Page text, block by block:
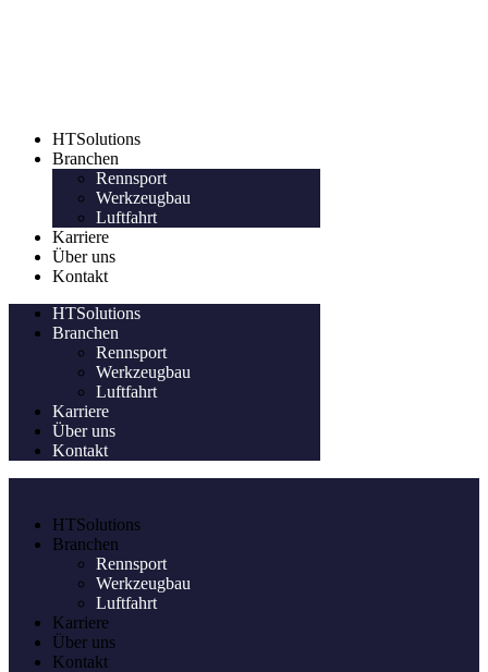
HTSolutions
Branchen
Rennsport
Werkzeugbau
Luftfahrt
Karriere
Über uns
Kontakt
HTSolutions
Branchen
Rennsport
Werkzeugbau
Luftfahrt
Karriere
Über uns
Kontakt
HTSolutions
Branchen
Rennsport
Werkzeugbau
Luftfahrt
Karriere
Über uns
Kontakt